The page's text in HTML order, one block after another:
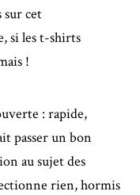
sur cet
si les t-shirts
!
: rapide,
passer un bon
au sujet des
rien, hormis